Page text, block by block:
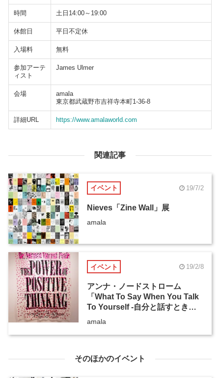
時間 土日14:00～19:00
休館日 平日不定休
入場料 無料
参加アーテ
ィスト
James Ulmer
会場
amala
東京都武蔵野市吉祥寺本町1-36-8
詳細URL https://www.amalaworld.com
関連記事
イベント 19/7/2
Nieves「Zine Wall」展
amala
イベント 19/2/8
アンナ・ノードストローム
「What To Say When You Talk
To Yourself -自分と話すときに
何を言えばよいか」
amala
そのほかのイベント